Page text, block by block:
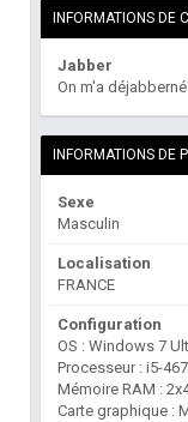
INFORMATIONS DE
Jabber
On m'a
INFORMATIONS DE
Sexe
Masculin
Localisation
FRANCE
Configuration
OS : Windows 7
Processeur : i5-
Mémoire RAM :
Carte graphique :